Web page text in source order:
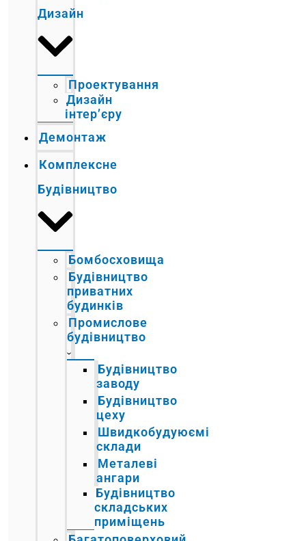
Дизайн
Проектування
Дизайн
інтер’єру
Демонтаж
Комплексне
Будівництво
Бомбосховища
Будівництво
приватних
будинків
Промислове
будівництво
Будівництво
заводу
Будівництво
цеху
Швидкобудуюємі
склади
Металеві
ангари
Будівництво
складських
приміщень